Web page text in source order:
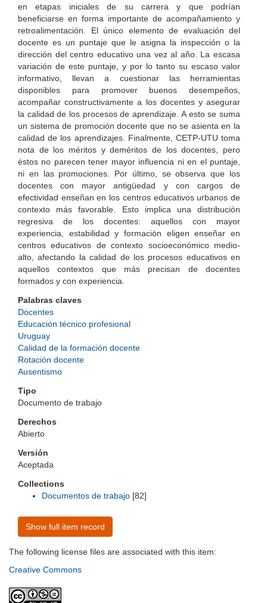
en etapas iniciales de su carrera y que podrían
beneficiarse en forma importante de acompañamiento y
retroalimentación. El único elemento de evaluación del
docente es un puntaje que le asigna la inspección o la
dirección del centro educativo una vez al año. La escasa
variación de este puntaje, y por lo tanto su escaso valor
informativo, llevan a cuestionar las herramientas
disponibles para promover buenos desempeños,
acompañar constructivamente a los docentes y asegurar
la calidad de los procesos de aprendizaje. A esto se suma
un sistema de promoción docente que no se asienta en la
calidad de los aprendizajes. Finalmente, CETP-UTU toma
nota de los méritos y deméritos de los docentes, pero
éstos no parecen tener mayor influencia ni en el puntaje,
ni en las promociones. Por último, se observa que los
docentes con mayor antigüedad y con cargos de
efectividad enseñan en los centros educativos urbanos de
contexto más favorable. Esto implica una distribución
regresiva de los docentes: aquellos con mayor
experiencia, estabilidad y formación eligen enseñar en
centros educativos de contexto socioeconómico medio-
alto, afectando la calidad de los procesos educativos en
aquellos contextos que más precisan de docentes
formados y con experiencia.
Palabras claves
Docentes
Educación técnico profesional
Uruguay
Calidad de la formación docente
Rotación docente
Ausentismo
Tipo
Documento de trabajo
Derechos
Abierto
Versión
Aceptada
Collections
Documentos de trabajo [82]
Show full item record
The following license files are associated with this item:
Creative Commons